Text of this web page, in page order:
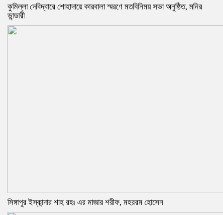
কুমিল্লা দেবিদ্বারে শোহাদায়ে কারবালা স্মরণে মতবিনিময় সভা অনুষ্ঠিত, মনির
ভান্ডারী
সিঙ্গাপুর ইস্কান্দার শাহ রহঃ এর মাজার শরীফ, মহররম হোসেন